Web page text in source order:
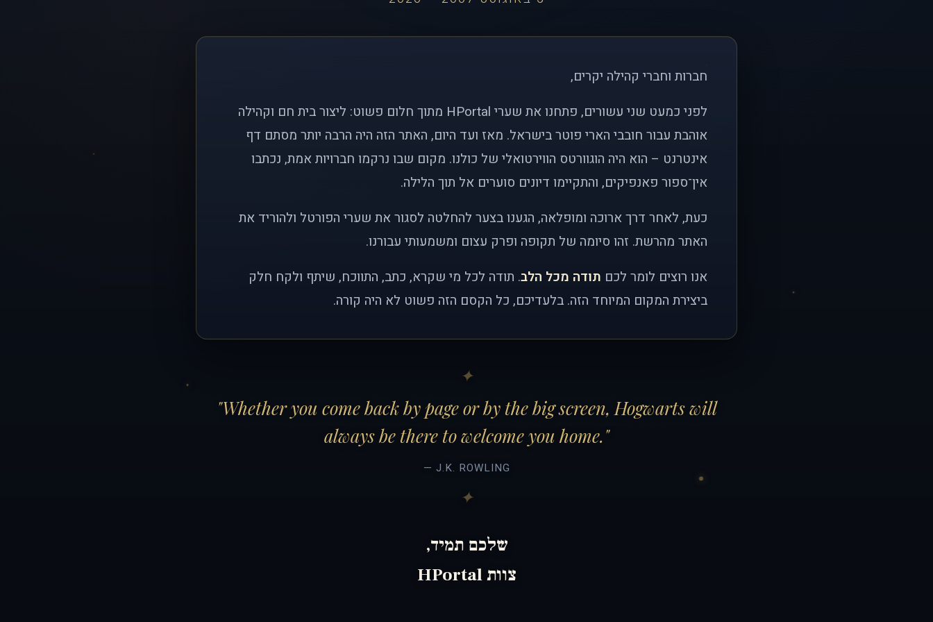
חברות וחברי קהילה יקרים,
לפני כמעט שני עשורים, פתחנו את שערי HPortal מתוך חלום פשוט: ליצור בית חם וקהילה
אוהבת עבור חובבי הארי פוטר בישראל. מאז ועד היום, האתר הזה היה הרבה יותר מסתם דף
אינטרנט – הוא היה הוגוורטס הווירטואלי של כולנו. מקום שבו נרקמו חברויות אמת, נכתבו
אין־ספור פאנפיקים, והתקיימו דיונים סוערים אל תוך הלילה.
כעת, לאחר דרך ארוכה ומופלאה, הגענו בצער להחלטה לסגור את שערי הפורטל ולהוריד את
האתר מהרשת. זהו סיומה של תקופה ופרק עצום ומשמעותי עבורנו.
אנו רוצים לומר לכם תודה מכל הלב. תודה לכל מי שקרא, כתב, התווכח, שיתף ולקח חלק
ביצירת המקום המיוחד הזה. בלעדיכם, כל הקסם הזה פשוט לא היה קורה.
"Whether you come back by page or by the big screen, Hogwarts will
always be there to welcome you home."
— J.K. ROWLING
שלכם תמיד,
צוות HPortal